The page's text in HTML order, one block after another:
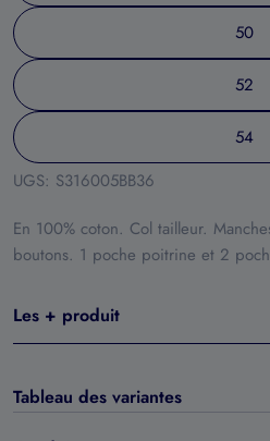
50
52
54
UGS: S316005BB36
En 100% coton. Col tailleur.
boutons. 1 poche poitrine et 2
Les + produit
Tableau des variantes